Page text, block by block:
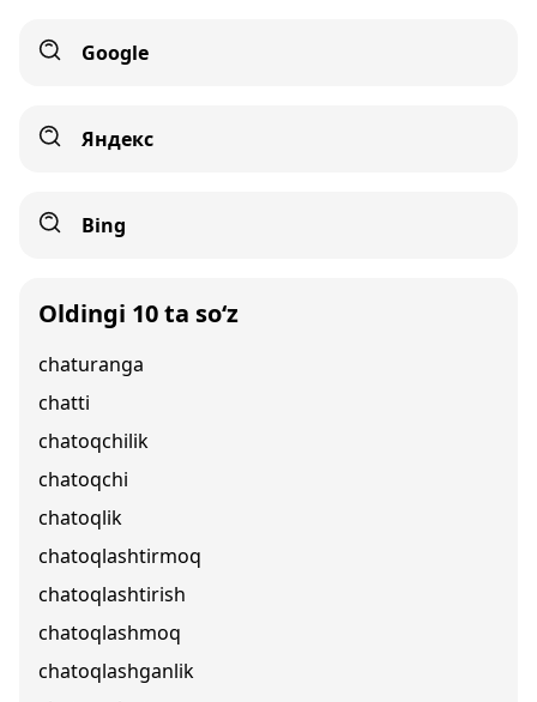
Google
Яндекс
Bing
Oldingi 10 ta so‘z
chaturanga
chatti
chatoqchilik
chatoqchi
chatoqlik
chatoqlashtirmoq
chatoqlashtirish
chatoqlashmoq
chatoqlashganlik